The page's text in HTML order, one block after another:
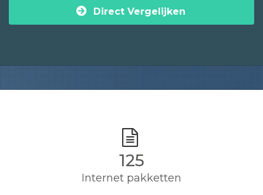
Direct Vergelijken
125
Internet pakketten